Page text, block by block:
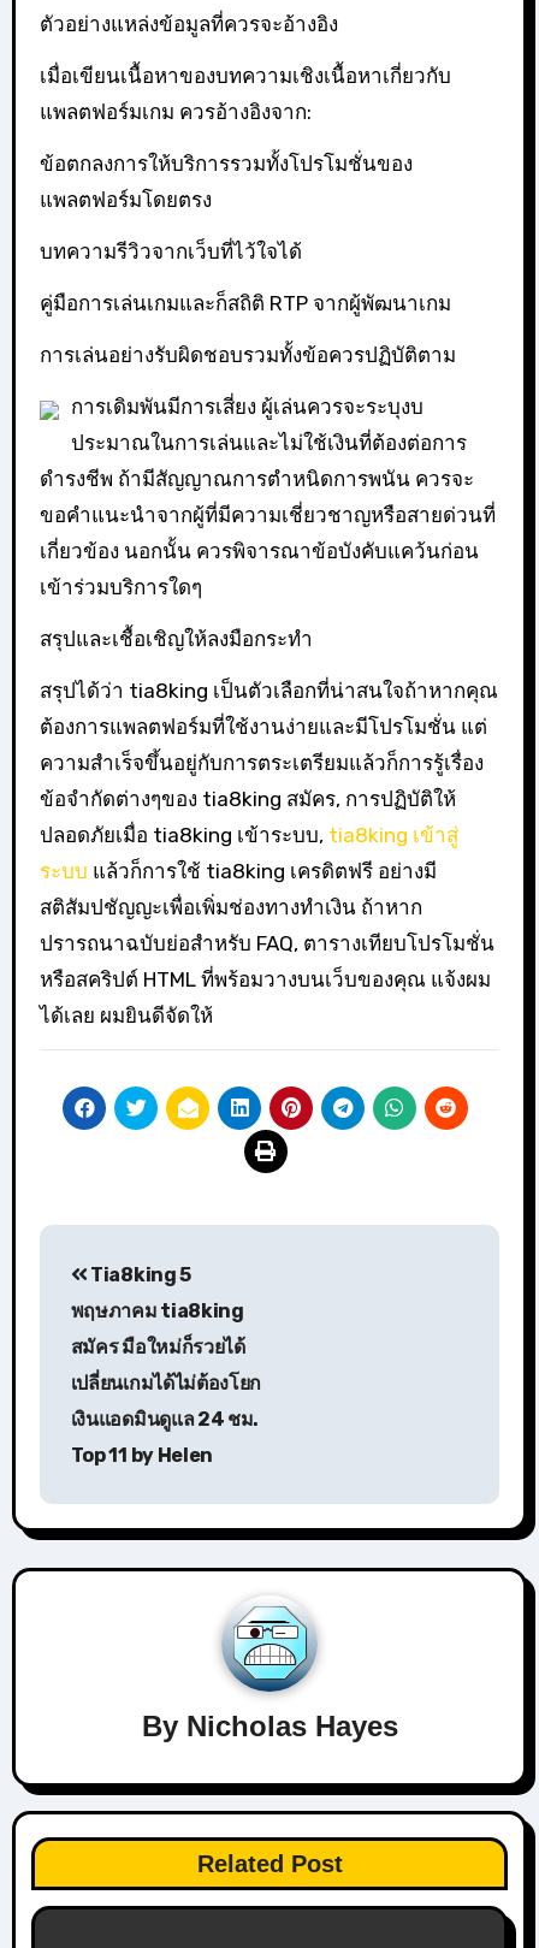
ตัวอย่างแหล่งข้อมูลที่ควรจะอ้างอิง
เมื่อเขียนเนื้อหาของบทความเชิงเนื้อหาเกี่ยวกับ
แพลตฟอร์มเกม ควรอ้างอิงจาก:
ข้อตกลงการให้บริการรวมทั้งโปรโมชั่นของ
แพลตฟอร์มโดยตรง
บทความรีวิวจากเว็บที่ไว้ใจได้
คู่มือการเล่นเกมและก็สถิติ RTP จากผู้พัฒนาเกม
การเล่นอย่างรับผิดชอบรวมทั้งข้อควรปฏิบัติตาม
การเดิมพันมีการเสี่ยง ผู้เล่นควรจะระบุงบ
ประมาณในการเล่นและไม่ใช้เงินที่ต้องต่อการ
ดำรงชีพ ถ้ามีสัญญาณการตำหนิดการพนัน ควรจะ
ขอคำแนะนำจากผู้ที่มีความเชี่ยวชาญหรือสายด่วนที่
เกี่ยวข้อง นอกนั้น ควรพิจารณาข้อบังคับแคว้นก่อน
เข้าร่วมบริการใดๆ
สรุปและเชื้อเชิญให้ลงมือกระทำ
สรุปได้ว่า tia8king เป็นตัวเลือกที่น่าสนใจถ้าหากคุณ
ต้องการแพลตฟอร์มที่ใช้งานง่ายและมีโปรโมชั่น แต่
ความสำเร็จขึ้นอยู่กับการตระเตรียมแล้วก็การรู้เรื่อง
ข้อจำกัดต่างๆของ tia8king สมัคร, การปฏิบัติให้
ปลอดภัยเมื่อ tia8king เข้าระบบ, tia8king เข้าสู่
ระบบ แล้วก็การใช้ tia8king เครดิตฟรี อย่างมี
สติสัมปชัญญะเพื่อเพิ่มช่องทางทำเงิน ถ้าหาก
ปรารถนาฉบับย่อสำหรับ FAQ, ตารางเทียบโปรโมชั่น
หรือสคริปต์ HTML ที่พร้อมวางบนเว็บของคุณ แจ้งผม
ได้เลย ผมยินดีจัดให้
เรื่อง
Tia8king 5
พฤษภาคม tia8king
สมัคร มือใหม่ก็รวยได้
เปลี่ยนเกมได้ไม่ต้องโยก
เงินแอดมินดูแล 24 ชม.
Top 11 by Helen
By Nicholas Hayes
Related Post